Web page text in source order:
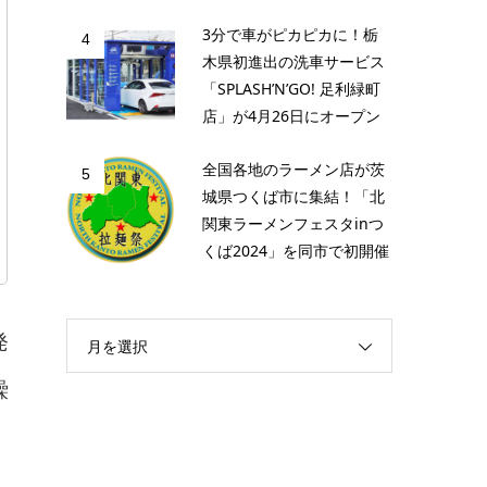
4
3分で車がピカピカに！栃
木県初進出の洗車サービス
「SPLASH’N’GO! 足利緑町
店」が4月26日にオープン
5
全国各地のラーメン店が茨
城県つくば市に集結！「北
関東ラーメンフェスタinつ
くば2024」を同市で初開催
月を選択